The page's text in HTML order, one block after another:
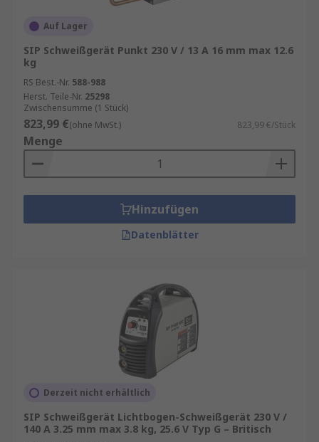
Auf Lager
SIP Schweißgerät Punkt 230 V / 13 A 16 mm max 12.6
kg
RS Best.-Nr. 588-988
Herst. Teile-Nr. 25298
Zwischensumme (1 Stück)
823,99 €(ohne MwSt.) 823,99 €/Stück
Menge
Hinzufügen
Datenblätter
Derzeit nicht erhältlich
SIP Schweißgerät Lichtbogen-Schweißgerät 230 V /
140 A 3.25 mm max 3.8 kg, 25.6 V Typ G – Britisch